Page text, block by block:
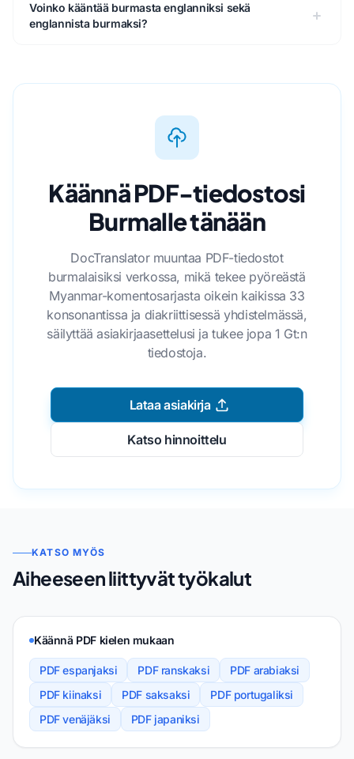
Voinko kääntää burmasta englanniksi sekä
englannista burmaksi?
Käännä PDF-tiedostosi
Burmalle tänään
DocTranslator muuntaa PDF-tiedostot
burmalaisiksi verkossa, mikä tekee pyöreästä
Myanmar-komentosarjasta oikein kaikissa 33
konsonantissa ja diakriittisessä yhdistelmässä,
säilyttää asiakirjaasettelusi ja tukee jopa 1 Gt:n
tiedostoja.
Lataa asiakirja
Katso hinnoittelu
KATSO MYÖS
Aiheeseen liittyvät työkalut
Käännä PDF kielen mukaan
PDF espanjaksi PDF ranskaksi
PDF arabiaksi
PDF kiinaksi
PDF saksaksi
PDF portugaliksi
PDF venäjäksi
PDF japaniksi